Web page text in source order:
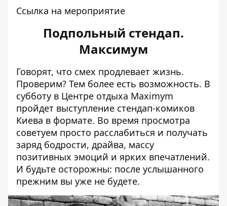
Ссылка на мероприятие
Подпольный стендап.
Максимум
Говорят, что смех продлевает жизнь.
Проверим? Тем более есть возможность. В
субботу в Центре отдыха Maximym
пройдет выступление стендап-комиков
Киева в формате. Во время просмотра
советуем просто расслабиться и получать
заряд бодрости, драйва, массу
позитивных эмоций и ярких впечатлений.
И будьте осторожны: после услышанного
прежним вы уже не будете.